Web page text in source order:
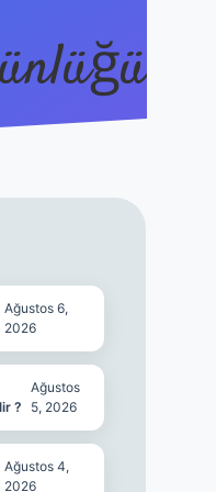
Ağustos 6,
2026
?
Ağustos
5, 2026
Ağustos 4,
2026
betbox giriş